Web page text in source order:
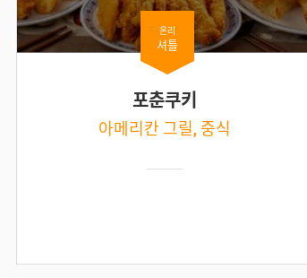
온리
셔틀
포춘쿠키
아메리칸 그릴, 중식